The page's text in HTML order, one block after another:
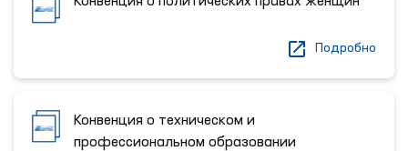
Подробно
Конвенция о техническом и
профессиональном образовании